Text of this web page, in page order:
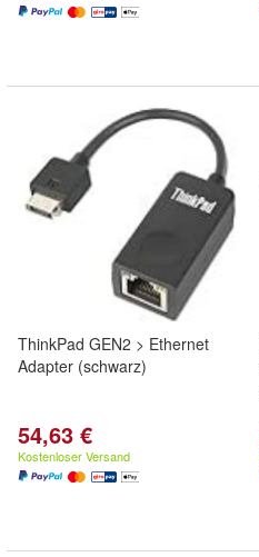
ThinkPad GEN2 > Ethernet
Adapter (schwarz)
54,63 €
Kostenloser Versand